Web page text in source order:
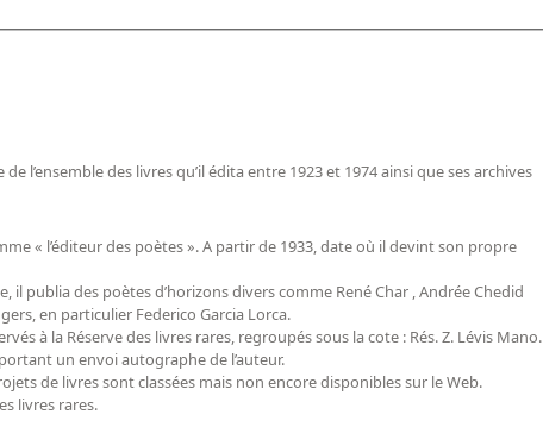
l’ensemble des livres qu’il édita entre 1923 et 1974 ainsi que ses archives
« l’éditeur des poètes ». A partir de 1933, date où il devint son propre
publia des poètes d’horizons divers comme René Char , Andrée Chedid
en particulier Federico Garcia Lorca.
à la Réserve des livres rares, regroupés sous la cote : Rés. Z. Lévis Mano.
un envoi autographe de l’auteur.
livres rares.